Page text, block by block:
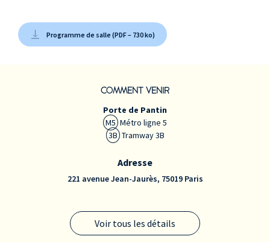
Programme de salle (PDF – 730 ko)
COMMENT VENIR
Voir tous les détails
Porte de Pantin
M5 Métro ligne 5
3B Tramway 3B
Adresse
221 avenue Jean-Jaurès, 75019 Paris